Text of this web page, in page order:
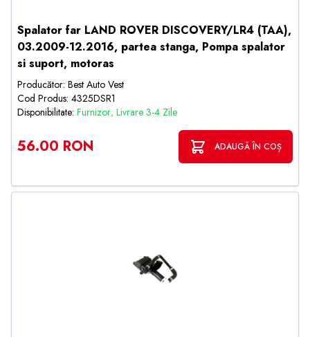
Spalator far LAND ROVER DISCOVERY/LR4 (TAA),
03.2009-12.2016, partea stanga, Pompa spalator
si suport, motoras
Producător: Best Auto Vest
Cod Produs: 4325DSR1
Disponibilitate: Furnizor; Livrare 3-4 Zile
56.00 RON ADAUGĂ ÎN COȘ